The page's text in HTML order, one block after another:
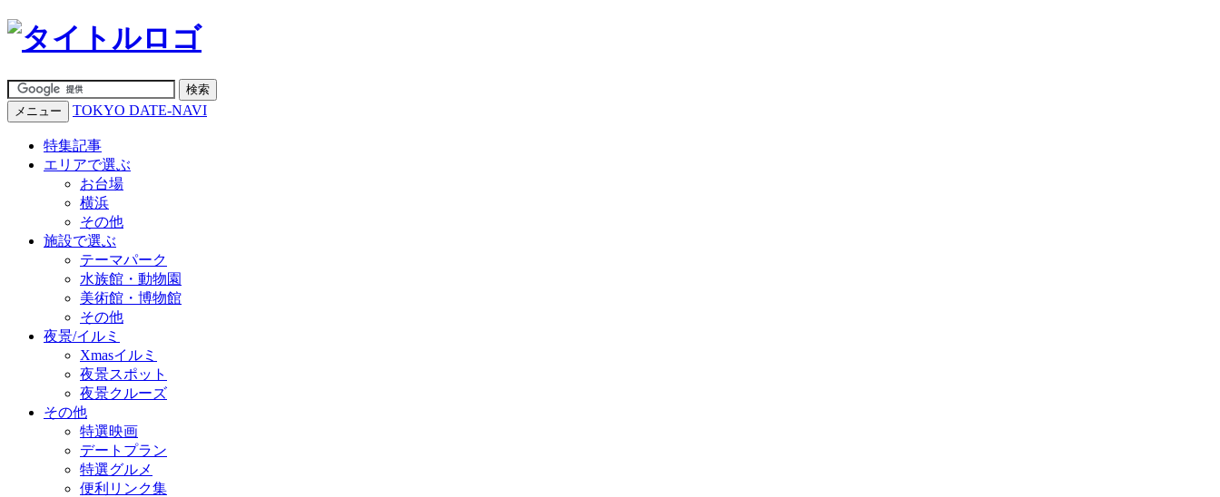
メニュー TOKYO DATE-NAVI
特集記事
エリアで選ぶ
お台場
横浜
その他
施設で選ぶ
テーマパーク
水族館・動物園
美術館・博物館
その他
夜景/イルミ
Xmasイルミ
夜景スポット
夜景クルーズ
その他
特選映画
デートプラン
特選グルメ
便利リンク集